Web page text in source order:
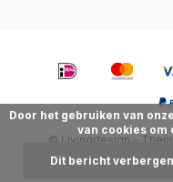
© Livingdesign -
Door het gebruiken van
van cookies om
Dit bericht verbergen